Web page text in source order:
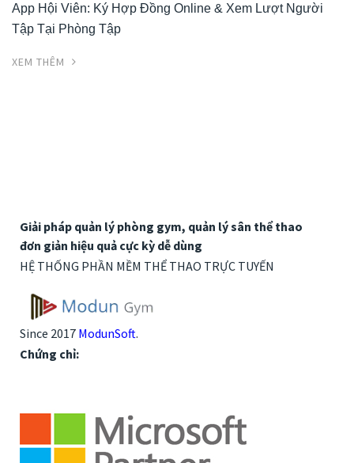
App Hội Viên: Ký Hợp Đồng Online & Xem Lượt Người
Tập Tại Phòng Tập
XEM THÊM
Giải pháp quản lý phòng gym, quản lý sân thể thao
đơn giản hiệu quả cực kỳ dễ dùng
HỆ THỐNG PHẦN MỀM THỂ THAO TRỰC TUYẾN
Since 2017 ModunSoft.
Chứng chỉ: